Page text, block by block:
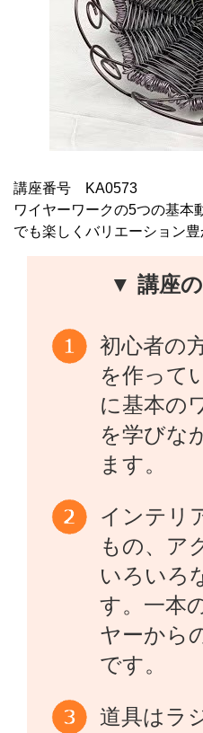
講座番号 KA0573
ワイヤーワークの5つの基本
でも楽しくバリエーション豊
▼ 講座
初心者の
を作って
に基本の
を学びな
ます。
インテリ
もの、ア
いろいろ
す。一本
ヤーから
です。
道具はラ